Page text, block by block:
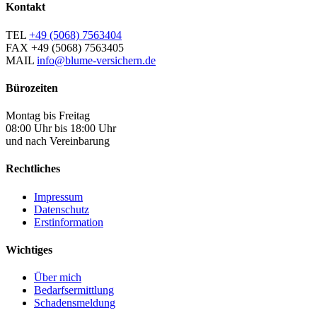
Kontakt
TEL +49 (5068) 7563404
FAX +49 (5068) 7563405
MAIL info@blume-versichern.de
Bürozeiten
Montag bis Freitag
08:00 Uhr bis 18:00 Uhr
und nach Vereinbarung
Rechtliches
Impressum
Datenschutz
Erstinformation
Wichtiges
Über mich
Bedarfsermittlung
Schadensmeldung